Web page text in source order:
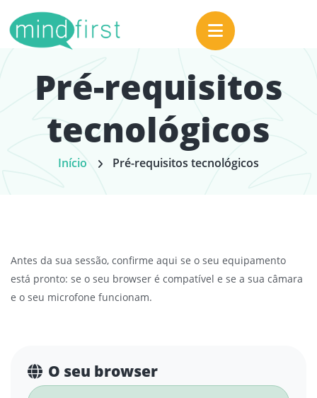
Pré-requisitos
tecnológicos
Início Pré-requisitos tecnológicos
Antes da sua sessão, confirme aqui se o seu equipamento
está pronto: se o seu browser é compatível e se a sua câmara
e o seu microfone funcionam.
O seu browser